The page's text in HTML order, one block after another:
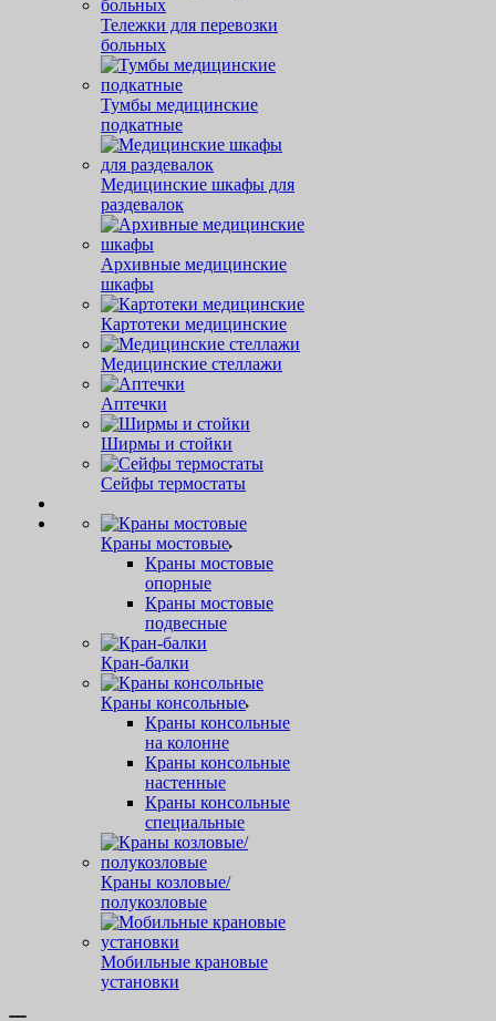
Тележки для перевозки
больных
Тумбы медицинские
подкатные
Медицинские шкафы для
раздевалок
Архивные медицинские
шкафы
Картотеки медицинские
Медицинские стеллажи
Аптечки
Ширмы и стойки
Сейфы термостаты
Краны мостовые
Краны мостовые
опорные
Краны мостовые
подвесные
Кран-балки
Краны консольные
Краны консольные
на колонне
Краны консольные
настенные
Краны консольные
специальные
Краны козловые/
полукозловые
Мобильные крановые
установки